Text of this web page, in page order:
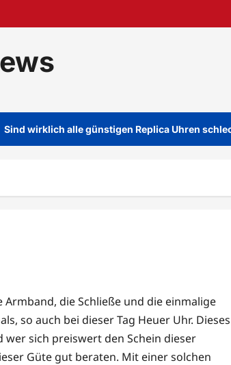
Sind wirklich alle günstigen Replica Uhren
die Schließe und die einmalige
so auch bei dieser Tag Heuer Uhr. Dieses
wer sich preiswert den Schein dieser
Güte gut beraten. Mit einer solchen